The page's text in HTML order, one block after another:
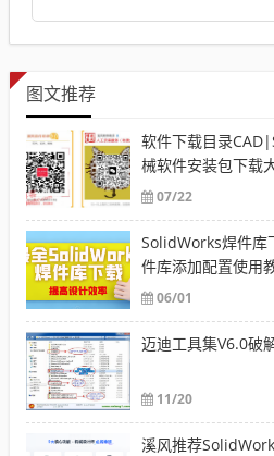
图文推荐
软件下载目录
械软件安装包下载
07/22
SolidWorks焊件
件库添加配置使用
06/01
迈迪工具集V6.0破
11/20
溪风推荐